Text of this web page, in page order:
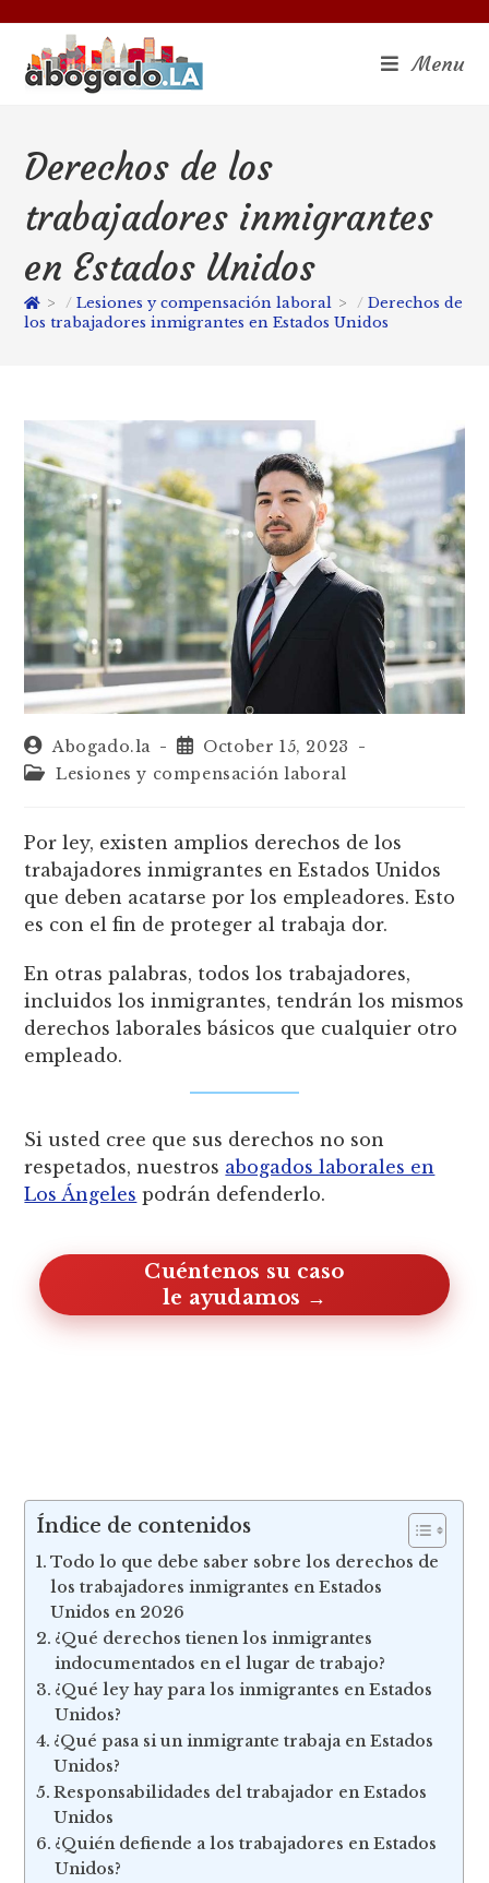
Menu
Derechos de los
trabajadores inmigrantes
en Estados Unidos
> Lesiones y compensación laboral >
Derechos de
los trabajadores inmigrantes en Estados Unidos
Abogado.la
October 15, 2023
Lesiones y compensación laboral
Por ley, existen amplios derechos de los
trabajadores inmigrantes en Estados Unidos
que deben acatarse por los empleadores. Esto
es con el fin de proteger al trabaja dor.
En otras palabras, todos los trabajadores,
incluidos los inmigrantes, tendrán los mismos
derechos laborales básicos que cualquier otro
empleado.
Si usted cree que sus derechos no son
respetados, nuestros abogados laborales en
Los Ángeles podrán defenderlo.
Cuéntenos su caso, le ayudamos
Índice de contenidos
Todo lo que debe saber sobre los derechos de
los trabajadores inmigrantes en Estados
Unidos en 2026
¿Qué derechos tienen los inmigrantes
indocumentados en el lugar de trabajo?
¿Qué ley hay para los inmigrantes en Estados
Unidos?
¿Qué pasa si un inmigrante trabaja en Estados
Unidos?
Responsabilidades del trabajador en Estados
Unidos
¿Quién defiende a los trabajadores en Estados
Unidos?